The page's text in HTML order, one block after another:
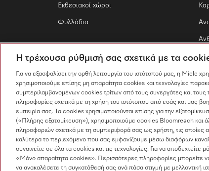
Εκθεσιακοί χώροι
Φυλλάδια
Η τρέχουσα ρύθμισή σας σχετικά με τα
Για να εξασφαλίσει την ορθή λειτουργία του ιστότοπού μας, η Miele
χρησιμοποιούμε επίσης μη απαραίτητα cookies και τεχνολογίες
συμπεριλαμβανομένων cookies τρίτων από τους συνεργάτες και
πληροφορίες σχετικά με τη χρήση του ιστότοπου από εσάς και μας
εμπειρία σας. Τα cookies χρησιμοποιούνται επίσης για την
(«Πλήρης εξατομίκευση»), χρησιμοποιούμε cookies Bloomreach και
πληροφοριών σχετικά με τη συμπεριφορά σας ως χρήστη, τις οποίες
καλύτερα το περιεχόμενο που σας εμφανίζουμε μέσω διαφόρων
συναινείτε σε όλα τα cookies και τις τεχνολογίες. Για να αποδεχτείτε
«Μόνο απαραίτητα cookies». Περισσότερες πληροφορίες μπορείτε
να ανακαλέσετε τη συγκατάθεσή σας ανά πάσα στιγμή με μελλοντική